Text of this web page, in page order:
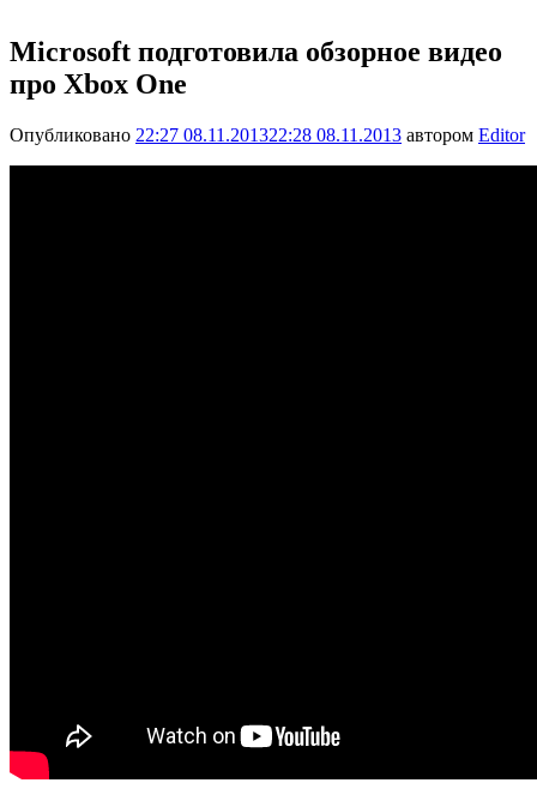
Microsoft подготовила обзорное видео
про Xbox One
Опубликовано 22:27 08.11.201322:28 08.11.2013 автором Editor